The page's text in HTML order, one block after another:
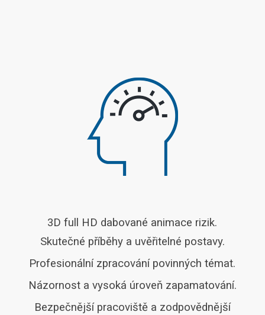
3D full HD dabované animace rizik.
Skutečné příběhy a uvěřitelné postavy.
Profesionální zpracování povinných témat.
Názornost a vysoká úroveň zapamatování.
Bezpečnější pracoviště a zodpovědnější